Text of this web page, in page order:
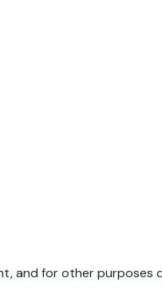
and for other purposes